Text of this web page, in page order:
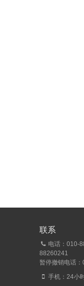
联系
电话：010-
88260241
暂停撤销电话
手机：24小